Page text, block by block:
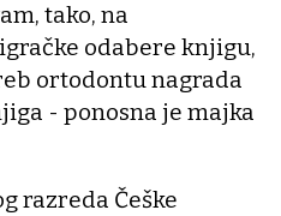
tako, na
odabere knjigu,
ortodontu nagrada
- ponosna je majka
razreda Češke